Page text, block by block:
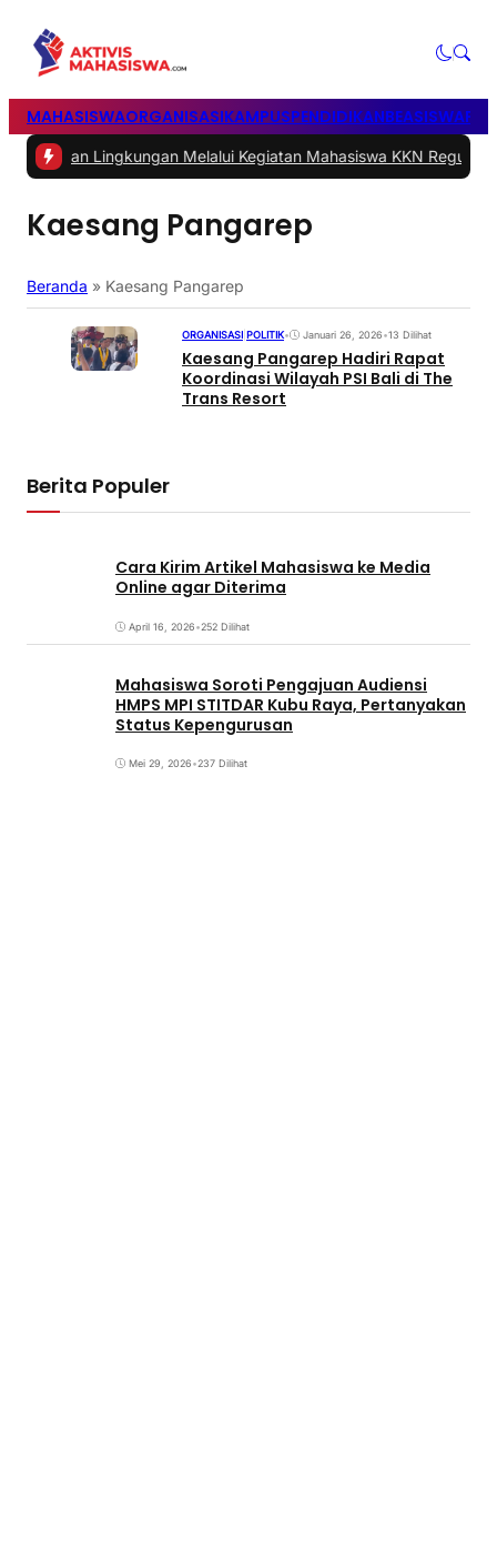
MAHASISWAORGANISASIKAMPUSPENDIDIKANBEASISWA
Melalui Kegiatan Mahasiswa KKN Reguler UNP 2026
Kaesang Pangarep
Beranda » Kaesang Pangarep
ORGANISASI POLITIK• Januari 26, 2026•13 Dilihat
Kaesang Pangarep Hadiri Rapat
Koordinasi Wilayah PSI Bali di The
Trans Resort
Berita Populer
Cara Kirim Artikel Mahasiswa ke Media
Online agar Diterima
April 16, 2026•252 Dilihat
Mahasiswa Soroti Pengajuan Audiensi
HMPS MPI STITDAR Kubu Raya, Pertanyakan
Status Kepengurusan
Mei 29, 2026•237 Dilihat